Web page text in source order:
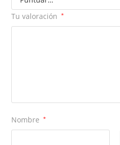
Tu valoración *
Nombre *